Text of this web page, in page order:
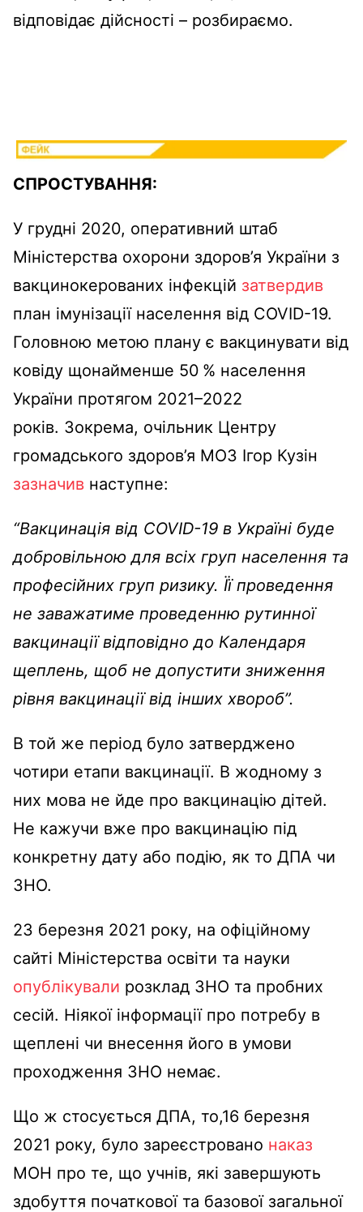
відповідає дійсності – розбираємо.
СПРОСТУВАННЯ:
У грудні 2020, оперативний штаб
Міністерства охорони здоров’я України з
вакцинокерованих інфекцій затвердив
план імунізації населення від COVID-19.
Головною метою плану є вакцинувати від
ковіду щонайменше 50 % населення
України протягом 2021–2022
років. Зокрема, очільник Центру
громадського здоров’я МОЗ Ігор Кузін
зазначив наступне:
“Вакцинація від COVID-19 в Україні буде
добровільною для всіх груп населення та
професійних груп ризику. Її проведення
не заважатиме проведенню рутинної
вакцинації відповідно до Календаря
щеплень, щоб не допустити зниження
рівня вакцинації від інших хвороб”.
В той же період було затверджено
чотири етапи вакцинації. В жодному з
них мова не йде про вакцинацію дітей.
Не кажучи вже про вакцинацію під
конкретну дату або подію, як то ДПА чи
ЗНО.
23 березня 2021 року, на офіційному
сайті Міністерства освіти та науки
опублікували розклад ЗНО та пробних
сесій. Ніякої інформації про потребу в
щеплені чи внесення його в умови
проходження ЗНО немає.
Що ж стосується ДПА, то,16 березня
2021 року, було зареєстровано наказ
МОН про те, що учнів, які завершують
здобуття початкової та базової загальної